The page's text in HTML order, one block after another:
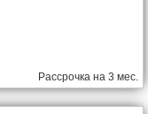
Рассрочка на 3 мес.